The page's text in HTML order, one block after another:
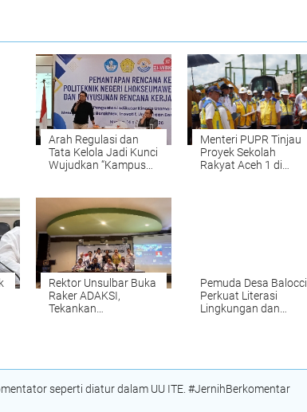
Arah Regulasi dan
Tata Kelola Jadi Kunci
Wujudkan “Kampus
Menteri PUPR Tinjau
Proyek Sekolah
Rakyat Aceh 1 di
Rektor Unsulbar Buka
Raker ADAKSI,
Tekankan
Pemuda Desa Balocci
Perkuat Literasi
Lingkungan dan
seperti diatur dalam UU ITE. #JernihBerkomentar